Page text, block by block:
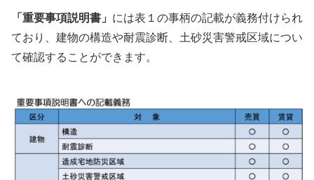
「重要事項説明書」 には表１の事柄の記載が義務付けられ
ており、建物の構造や耐震診断、土砂災害警戒区域につい
て確認することができます。